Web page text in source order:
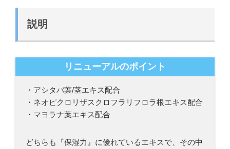
プ
ム
120ml
説明
リニューアルのポイント
・アシタバ葉/茎エキス配合
・ネオピクロリザスクロフラリフロラ根エキス配合
・マヨラナ葉エキス配合
どちらも『保湿力』に優れているエキスで、その中